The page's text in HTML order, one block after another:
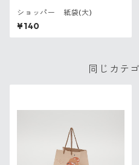
ショッパー 紙袋(大)
¥140
同じカテ